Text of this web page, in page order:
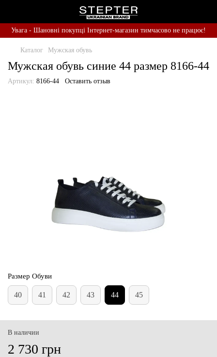
Увага - Шановні покупці Інтернет-магазин тимчасово не працює!
Каталог Мужская обувь
Мужская обувь синие 44 размер 8166-44
Артикул: 8166-44 Оставить отзыв
Размер Обуви
40 41 42 43 44 45
В наличии
2 730 грн